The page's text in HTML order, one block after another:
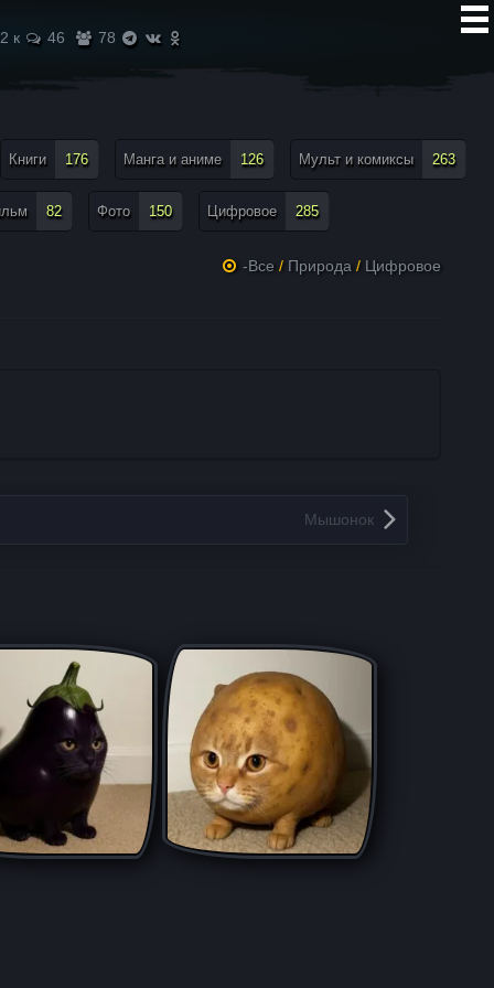
2 к 46 78
Книги 176 Манга и аниме 126 Мульт и комиксы 263
82 Фото 150 Цифровое 285
-Все / Природа / Цифровое
Мышонок